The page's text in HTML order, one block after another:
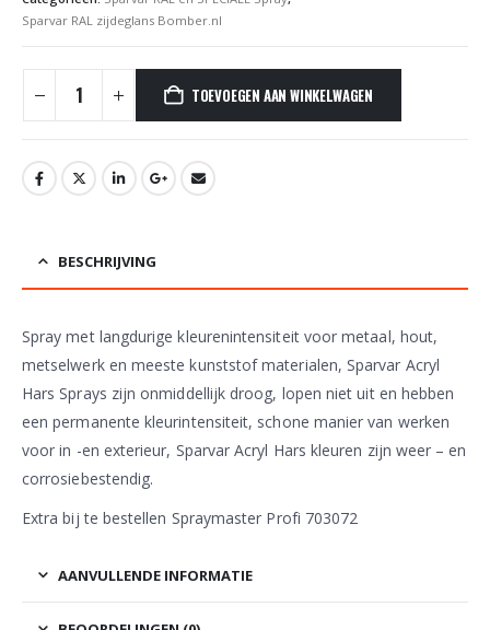
Sparvar RAL zijdeglans Bomber.nl
TOEVOEGEN AAN WINKELWAGEN
BESCHRIJVING
Spray met langdurige kleurenintensiteit voor metaal, hout,
metselwerk en meeste kunststof materialen, Sparvar Acryl
Hars Sprays zijn onmiddellijk droog, lopen niet uit en hebben
een permanente kleurintensiteit, schone manier van werken
voor in -en exterieur, Sparvar Acryl Hars kleuren zijn weer – en
corrosiebestendig.
Extra bij te bestellen Spraymaster Profi 703072
AANVULLENDE INFORMATIE